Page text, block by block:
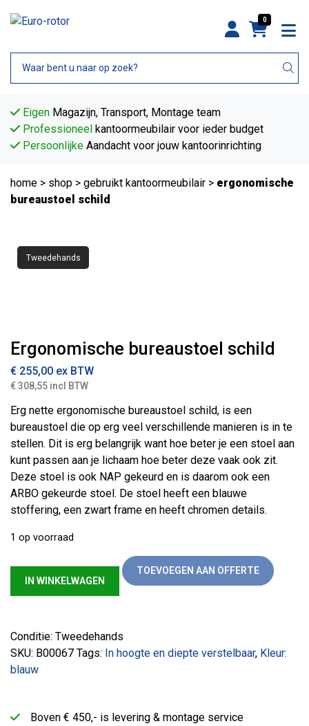
0
Eigen Magazijn, Transport, Montage team
Professioneel kantoormeubilair voor ieder budget
Persoonlijke Aandacht voor jouw kantoorinrichting
home > shop > gebruikt kantoormeubilair > ergonomische
bureaustoel schild
Tweedehands
Ergonomische bureaustoel schild
€ 255,00 ex BTW
€ 308,55 incl BTW
Erg nette ergonomische bureaustoel schild, is een
bureaustoel die op erg veel verschillende manieren is in te
stellen. Dit is erg belangrijk want hoe beter je een stoel aan
kunt passen aan je lichaam hoe beter deze vaak ook zit.
Deze stoel is ook NAP gekeurd en is daarom ook een
ARBO gekeurde stoel. De stoel heeft een blauwe
stoffering, een zwart frame en heeft chromen details.
1 op voorraad
Ergonomische bureaustoel schild aantal
IN WINKELWAGEN
TOEVOEGEN AAN OFFERTE
Conditie: Tweedehands
SKU: B00067 Tags: In hoogte en diepte verstelbaar, Kleur:
blauw
Boven € 450,- is levering & montage service